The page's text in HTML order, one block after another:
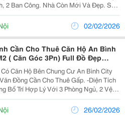
Nhà Còn Mới Và Đẹp. Sổ
Liên Hệ Để Biết Thêm Thông...02/02/2026
Cần Cho Thuê Căn Hộ An Bình
( Căn Góc 3Pn) Full Đồ Đẹp
Căn Hộ Bên Chung Cư An Bình City
Cần Cho Thuê Gấp. -Diện Tích
Bố Trí Hợp Lý Với 3 Phòng Ngủ, 2 Vệ
Đầy Đủ (
Đẹp Và Hiện Đại) -Tầng 20, Căn Góc Thoáng...26/02/2026